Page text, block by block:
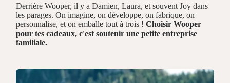
Derrière Wooper, il y a Damien, Laura, et souvent Joy dans
les parages. On imagine, on développe, on fabrique, on
personnalise, et on emballe tout à trois !Choisir Wooper
pour tes cadeaux, c'est soutenir une petite entreprise
familiale.